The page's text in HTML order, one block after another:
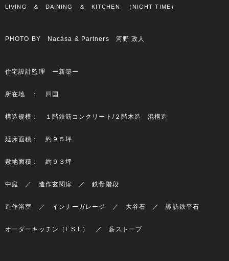
LIVING ＆ DAINING ＆ KITCHEN （NIGHT TIME）
PHOTO BY Nacása & Partners 河野 政人
住宅設計監理 ー新築ー
所在地 ： 四国
構造規模： １階鉄筋コンクリート/２階木造 混構造
延床面積： 約９５坪
敷地面積： 約９３坪
中庭 ／ 造作玄関扉 ／ 鉄骨階段
造作浴室 ／ インナーガレージ ／ 大谷石 ／ 諏訪鉄平石
オーダーキッチン（F.S.I.） ／ 薪ストーブ